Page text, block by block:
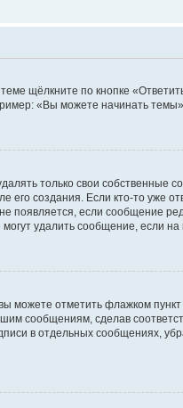
щёлкните по кнопке
«Вы можете начинать
только свои собственные
его создания. Если кто-то уже
появляется, если сообщение
удалить сообщение, если на
можете отметить флажком пункт
сообщениям, сделав
в отдельных сообщениях,